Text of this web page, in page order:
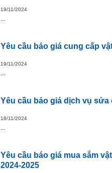
19/11/2024
Yêu cầu báo giá cung cấp
19/11/2024
Yêu cầu báo giá dịch vụ
18/11/2024
Yêu cầu báo giá mua sắm
2024-2025